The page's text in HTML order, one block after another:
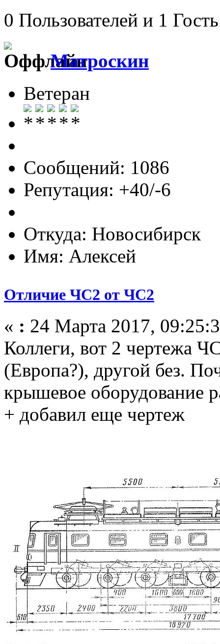
0 Пользователей и 1
Матроскин
Ветеран
Сообщений: 1086
Репутация: +40/-6
Откуда: Новосибирск
Имя: Алексей
Отличие ЧС2 от ЧС2
« : 24 Марта 2017,
Коллеги, вот 2 чертежа
(Европа?), другой без.
крышевое оборудование
+ добавил еще чертеж